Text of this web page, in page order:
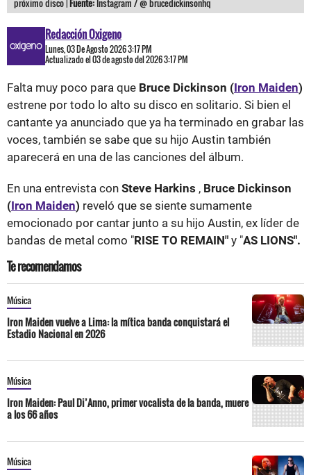
próximo disco |Fuente: Instagram / @ brucedickinsonhq
Redacción Oxigeno
Lunes, 03 De Agosto 2026 3:17 PM
Actualizado el 03 de agosto del 2026 3:17 PM
Falta muy poco para que Bruce Dickinson (Iron Maiden)
estrene por todo lo alto su disco en solitario. Si bien el
cantante ya anunciado que ya ha terminado en grabar las
voces, también se sabe que su hijo Austin también
aparecerá en una de las canciones del álbum.
En una entrevista con Steve Harkins , Bruce Dickinson
(Iron Maiden) reveló que se siente sumamente
emocionado por cantar junto a su hijo Austin, ex líder de
bandas de metal como "RISE TO REMAIN" y "AS LIONS".
Te recomendamos
Música
Iron Maiden vuelve a Lima: la mítica banda conquistará el
Estadio Nacional en 2026
Música
Iron Maiden: Paul Di’Anno, primer vocalista de la banda, muere
a los 66 años
Música